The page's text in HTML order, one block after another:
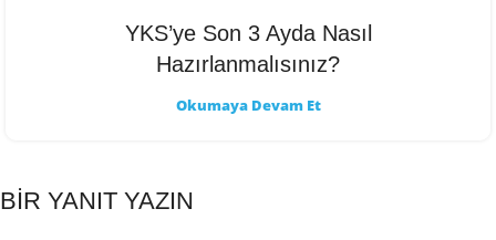
YKS’ye Son 3 Ayda Nasıl
Hazırlanmalısınız?
Okumaya Devam Et
BIR YANIT YAZIN